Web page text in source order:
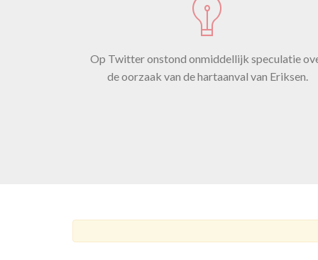
Op Twitter onstond onmiddellijk speculatie
de oorzaak van de hartaanval van Eriksen.